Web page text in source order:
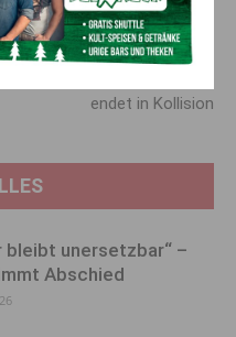
Nächster Artikel
Schock in den Lüften:
endet in Kollision
bleibt unersetzbar“ –
Abschied